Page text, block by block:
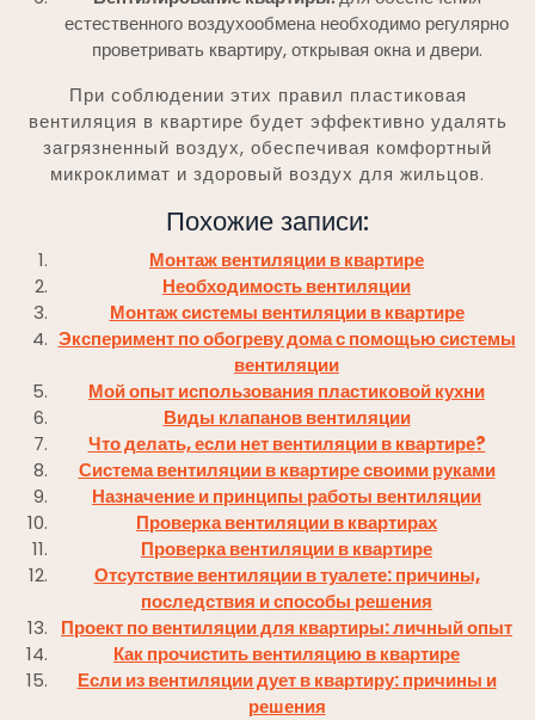
естественного воздухообмена необходимо регулярно
проветривать квартиру, открывая окна и двери.
При соблюдении этих правил пластиковая
вентиляция в квартире будет эффективно удалять
загрязненный воздух, обеспечивая комфортный
микроклимат и здоровый воздух для жильцов.
Похожие записи:
Монтаж вентиляции в квартире
Необходимость вентиляции
Монтаж системы вентиляции в квартире
Эксперимент по обогреву дома с помощью системы
вентиляции
Мой опыт использования пластиковой кухни
Виды клапанов вентиляции
Что делать, если нет вентиляции в квартире?
Система вентиляции в квартире своими руками
Назначение и принципы работы вентиляции
Проверка вентиляции в квартирах
Проверка вентиляции в квартире
Отсутствие вентиляции в туалете: причины,
последствия и способы решения
Проект по вентиляции для квартиры: личный опыт
Как прочистить вентиляцию в квартире
Если из вентиляции дует в квартиру: причины и
решения